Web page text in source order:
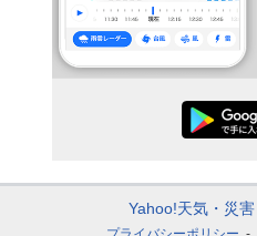
Yahoo!天気・災害